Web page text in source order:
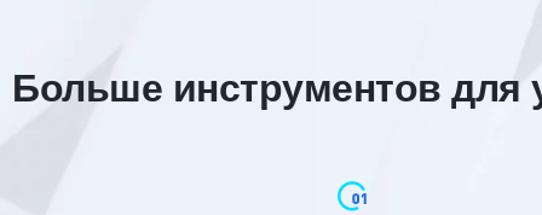
Больше инструментов для